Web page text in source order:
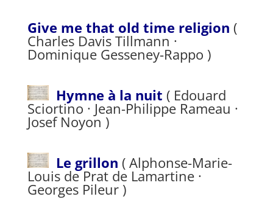
Give me that old time religion (
Charles Davis Tillmann ·
Dominique Gesseney-Rappo )
Hymne à la nuit ( Edouard
Sciortino · Jean-Philippe Rameau ·
Josef Noyon )
Le grillon ( Alphonse-Marie-
Louis de Prat de Lamartine ·
Georges Pileur )